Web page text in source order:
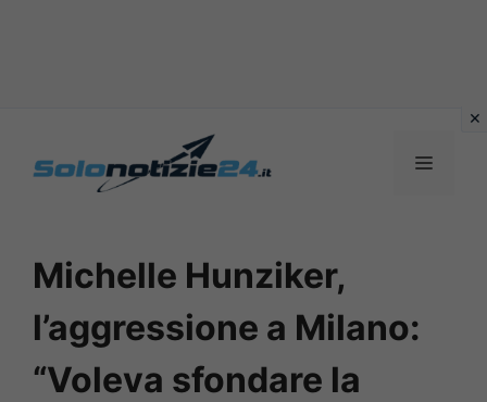
MENU
Michelle Hunziker,
l’aggressione a Milano:
“Voleva sfondare la